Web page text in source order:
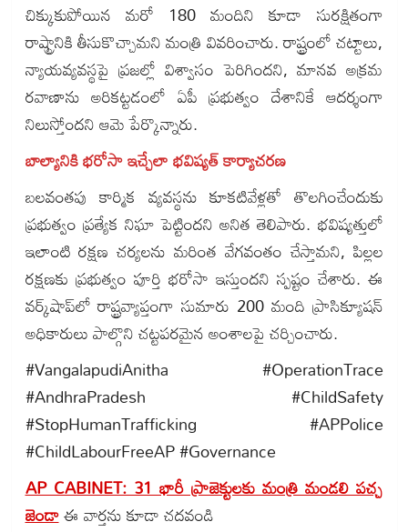
చిక్కుకుపోయిన మరో 180 మందిని కూడా సురక్షితంగా
రాష్ట్రానికి తీసుకొచ్చామని మంత్రి వివరించారు. రాష్ట్రంలో చట్టాలు,
న్యాయవ్యవస్థపై ప్రజల్లో విశ్వాసం పెరిగిందని, మానవ అక్రమ
రవాణాను అరికట్టడంలో ఏపీ ప్రభుత్వం దేశానికే ఆదర్శంగా
నిలుస్తోందని ఆమె పేర్కొన్నారు.
బాల్యానికి భరోసా ఇచ్చేలా భవిష్యత్ కార్యాచరణ
బలవంతపు కార్మిక వ్యవస్థను కూకటివేళ్లతో తొలగించేందుకు
ప్రభుత్వం ప్రత్యేక నిఘా పెట్టిందని అనిత తెలిపారు. భవిష్యత్తులో
ఇలాంటి రక్షణ చర్యలను మరింత వేగవంతం చేస్తామని, పిల్లల
రక్షణకు ప్రభుత్వం పూర్తి భరోసా ఇస్తుందని స్పష్టం చేశారు. ఈ
వర్క్‌షాప్‌లో రాష్ట్రవ్యాప్తంగా సుమారు 200 మంది ప్రాసిక్యూషన్
అధికారులు పాల్గొని చట్టపరమైన అంశాలపై చర్చించారు.
#VangalapudiAnitha #OperationTrace
#AndhraPradesh #ChildSafety
#StopHumanTrafficking #APPolice
#ChildLabourFreeAP #Governance
AP CABINET: 31 భారీ ప్రాజెక్టులకు మంత్రి మండలి పచ్చ
జెండాఈ వార్తను కూడా చదవండి